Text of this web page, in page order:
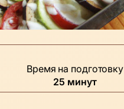
Время на подготовку
25 минуты
минут